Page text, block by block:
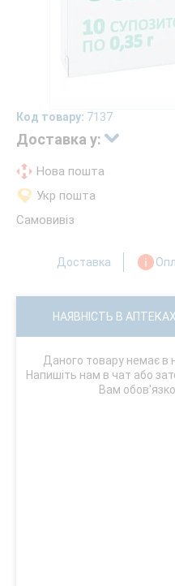
Код товару: 7137
Доставка у:
Нова пошта
Укр пошта
Самовивіз
Доставка
НАЯВНІСТЬ В АПТЕКАХ
Даного товару немає в
Напишіть нам в чат або
Вам